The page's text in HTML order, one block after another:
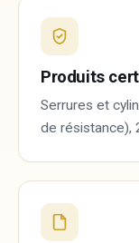
Produits
Serrures et
de résistance),